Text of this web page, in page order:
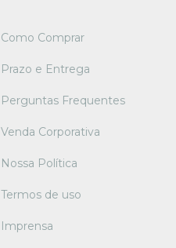
Como Comprar
Prazo e Entrega
Perguntas Frequentes
Venda Corporativa
Nossa Política
Termos de uso
Imprensa